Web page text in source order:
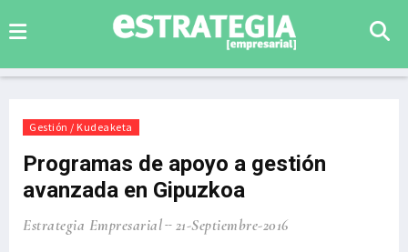
Gestión / Kudeaketa
Programas de apoyo a gestión
avanzada en Gipuzkoa
Estrategia Empresarial 21-Septiembre-2016